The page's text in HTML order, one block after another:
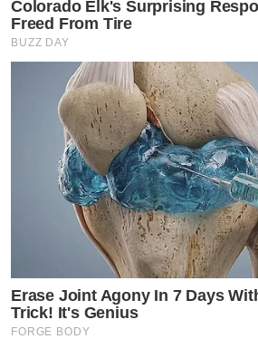
Colorado Elk's Surprising
Freed From Tire
BUZZ DAY
Erase Joint Agony In 7 Days
Trick! It's Genius
FORGE BODY